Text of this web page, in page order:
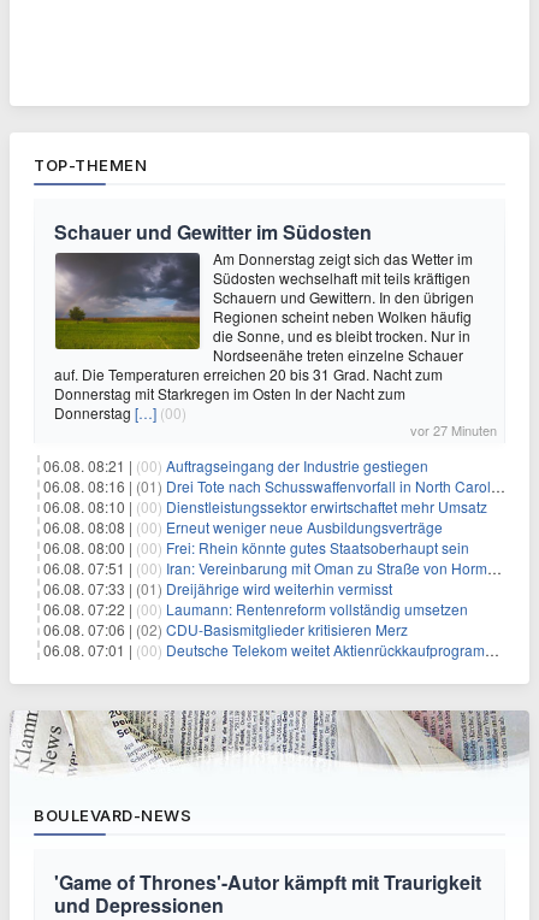
TOP-THEMEN
Schauer und Gewitter im Südosten
Am Donnerstag zeigt sich das Wetter im
Südosten wechselhaft mit teils kräftigen
Schauern und Gewittern. In den übrigen
Regionen scheint neben Wolken häufig
die Sonne, und es bleibt trocken. Nur in
Nordseenähe treten einzelne Schauer
auf. Die Temperaturen erreichen 20 bis 31 Grad. Nacht zum
Donnerstag mit Starkregen im Osten In der Nacht zum
Donnerstag […] (00)
vor 27 Minuten
06.08. 08:21 | (00) Auftragseingang der Industrie gestiegen
06.08. 08:16 | (01) Drei Tote nach Schusswaffenvorfall in North Carolina
06.08. 08:10 | (00) Dienstleistungssektor erwirtschaftet mehr Umsatz
06.08. 08:08 | (00) Erneut weniger neue Ausbildungsverträge
06.08. 08:00 | (00) Frei: Rhein könnte gutes Staatsoberhaupt sein
06.08. 07:51 | (00) Iran: Vereinbarung mit Oman zu Straße von Hormus fast fertig
06.08. 07:33 | (01) Dreijährige wird weiterhin vermisst
06.08. 07:22 | (00) Laumann: Rentenreform vollständig umsetzen
06.08. 07:06 | (02) CDU-Basismitglieder kritisieren Merz
06.08. 07:01 | (00) Deutsche Telekom weitet Aktienrückkaufprogramm aus
BOULEVARD-NEWS
'Game of Thrones'-Autor kämpft mit Traurigkeit
und Depressionen